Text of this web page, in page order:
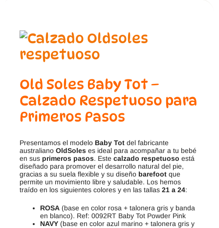
Old Soles Baby Tot –
Calzado Respetuoso para
Primeros Pasos
Presentamos el modelo Baby Tot del fabricante
australiano OldSoles es ideal para acompañar a tu bebé
en sus primeros pasos. Este calzado respetuoso está
diseñado para promover el desarrollo natural del pie,
gracias a su suela flexible y su diseño barefoot que
permite un movimiento libre y saludable. Los hemos
traído en los siguientes colores y en las tallas 21 a 24:
ROSA (base en color rosa + talonera gris y banda
en blanco). Ref: 0092RT Baby Tot Powder Pink
NAVY (base en color azul marino + talonera gris y